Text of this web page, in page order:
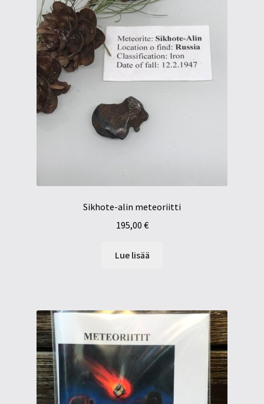
Sikhote-alin meteoriitti
195,00 €
Lue lisää